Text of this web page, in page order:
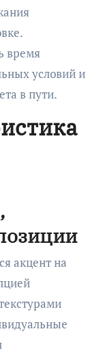
время
условий и
в пути.
акцент на